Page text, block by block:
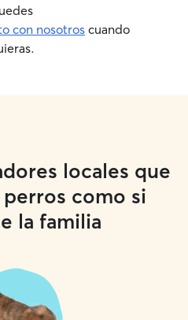
con nosotros cuando
locales que
como si
la familia